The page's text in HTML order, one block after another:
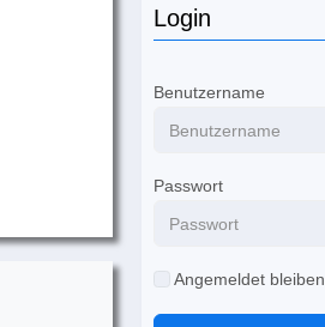
Login
Benutzername
Passwort
Angemeldet bleiben